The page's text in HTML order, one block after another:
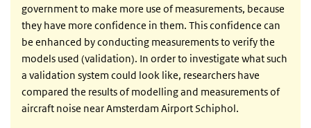
government to make more use of measurements, because
they have more confidence in them. This confidence can
be enhanced by conducting measurements to verify the
models used (validation). In order to investigate what such
a validation system could look like, researchers have
compared the results of modelling and measurements of
aircraft noise near Amsterdam Airport Schiphol.